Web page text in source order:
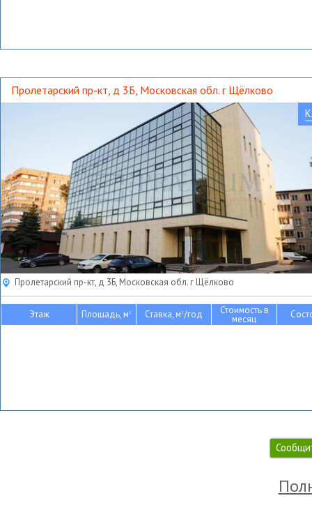
Пролетарский пр-кт, д 3Б, Московская обл. г Щёлково
Пролетарский пр-кт, д 3Б, Московская обл. г Щёлково
Этаж Площадь, м2 Ставка, м2/год Стоимость в
месяц